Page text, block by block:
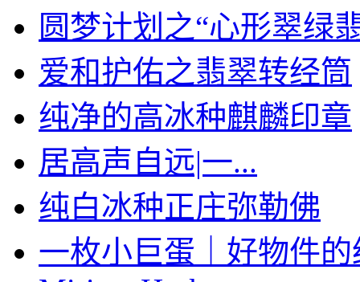
圆梦计划之“心形翠绿
爱和护佑之翡翠转经筒
纯净的高冰种麒麟印章
居高声自远|一...
纯白冰种正庄弥勒佛
一枚小巨蛋｜好物件的